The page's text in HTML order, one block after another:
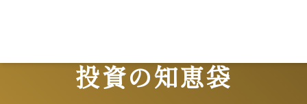
投資の知恵袋